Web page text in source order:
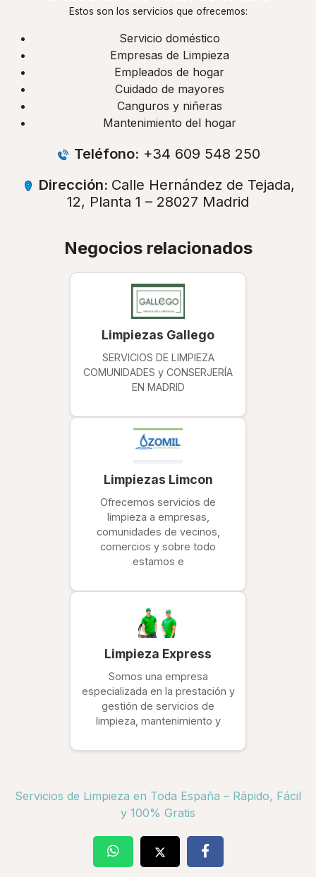
Estos son los servicios que ofrecemos:
Servicio doméstico
Empresas de Limpieza
Empleados de hogar
Cuidado de mayores
Canguros y niñeras
Mantenimiento del hogar
Teléfono: +34 609 548 250
Dirección: Calle Hernández de Tejada,
12, Planta 1 – 28027 Madrid
Negocios relacionados
Limpiezas Gallego
SERVICIOS DE LIMPIEZA
COMUNIDADES y CONSERJERÍA
EN MADRID
Limpiezas Limcon
Ofrecemos servicios de
limpieza a empresas,
comunidades de vecinos,
comercios y sobre todo
estamos e
Limpieza Express
Somos una empresa
especializada en la prestación y
gestión de servicios de
limpieza, mantenimiento y
Servicios de Limpieza en Toda España – Rápido, Fácil
y 100% Gratis